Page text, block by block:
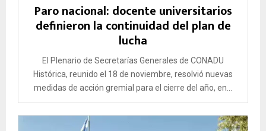
Paro nacional: docente universitarios
definieron la continuidad del plan de
lucha
El Plenario de Secretarías Generales de CONADU
Histórica, reunido el 18 de noviembre, resolvió nuevas
medidas de acción gremial para el cierre del año, en...